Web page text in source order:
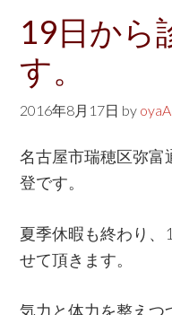
e
b
i
t
e
19日から
す。
2016年8月17日 by
名古屋市瑞穂区弥富
登です。
夏季休暇も終わり、
せて頂きます。
気力と体力を整えつ